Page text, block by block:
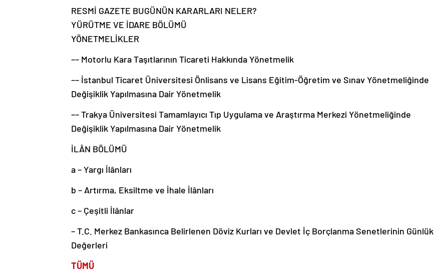
RESMİ GAZETE BUGÜNÜN KARARLARI NELER?
YÜRÜTME VE İDARE BÖLÜMÜ
YÖNETMELİKLER
–– Motorlu Kara Taşıtlarının Ticareti Hakkında Yönetmelik
–– İstanbul Ticaret Üniversitesi Önlisans ve Lisans Eğitim-Öğretim ve Sınav Yönetmeliğinde
Değişiklik Yapılmasına Dair Yönetmelik
–– Trakya Üniversitesi Tamamlayıcı Tıp Uygulama ve Araştırma Merkezi Yönetmeliğinde
Değişiklik Yapılmasına Dair Yönetmelik
İLÂN BÖLÜMÜ
a – Yargı İlânları
b – Artırma, Eksiltme ve İhale İlânları
c – Çeşitli İlânlar
– T.C. Merkez Bankasınca Belirlenen Döviz Kurları ve Devlet İç Borçlanma Senetlerinin Günlük
Değerleri
TÜMÜ